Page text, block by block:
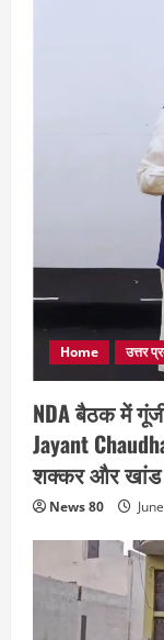
Home उत्तर
NDA बैठक में
Jayant
शक्कर और खांड
News 80